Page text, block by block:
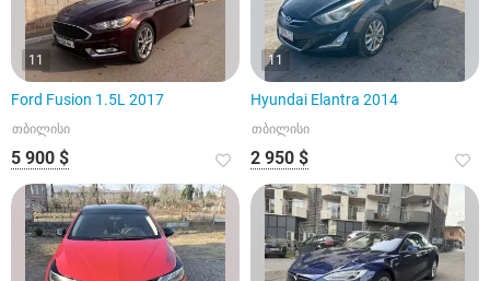
11
Ford Fusion 1.5L 2017
თბილისი
5 900 $
11
Hyundai Elantra 2014
თბილისი
2 950 $